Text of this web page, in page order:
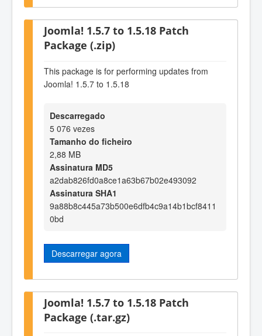
Joomla! 1.5.7 to 1.5.18 Patch
Package (.zip)
This package is for performing updates from
Joomla! 1.5.7 to 1.5.18
Descarregado
5 076 vezes
Tamanho do ficheiro
2,88 MB
Assinatura MD5
a2dab826fd0a8ce1a63b67b02e493092
Assinatura SHA1
9a88b8c445a73b500e6dfb4c9a14b1bcf8411
0bd
Descarregar agora
Joomla! 1.5.7 to 1.5.18 Patch
Package (.tar.gz)